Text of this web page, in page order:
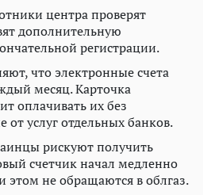
центра проверят
дополнительную
регистрации.
что электронные счета
месяц. Карточка
оплачивать их без
от услуг отдельных банков.
рискуют получить
счетчик начал медленно
этом не обращаются в облгаз.